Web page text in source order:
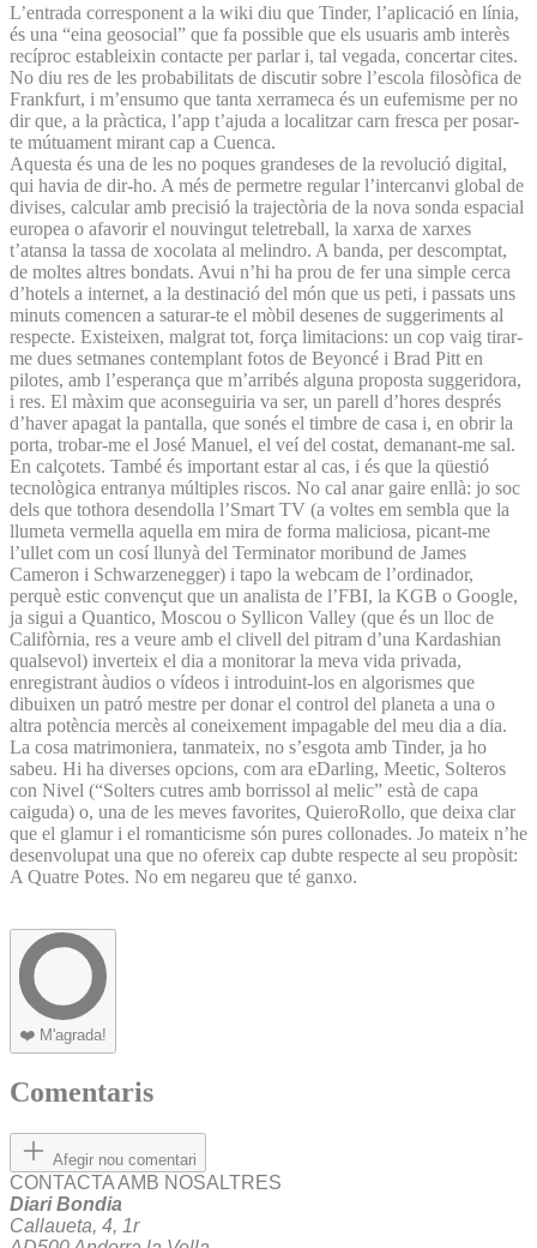
L’entrada corresponent a la wiki diu que Tinder, l’aplicació en línia,
és una “eina geosocial” que fa possible que els usuaris amb interès
recíproc estableixin contacte per parlar i, tal vegada, concertar cites.
No diu res de les probabilitats de discutir sobre l’escola filosòfica de
Frankfurt, i m’ensumo que tanta xerrameca és un eufemisme per no
dir que, a la pràctica, l’app t’ajuda a localitzar carn fresca per posar-
te mútuament mirant cap a Cuenca.
Aquesta és una de les no poques grandeses de la revolució digital,
qui havia de dir-ho. A més de permetre regular l’intercanvi global de
divises, calcular amb precisió la trajectòria de la nova sonda espacial
europea o afavorir el nouvingut teletreball, la xarxa de xarxes
t’atansa la tassa de xocolata al melindro. A banda, per descomptat,
de moltes altres bondats. Avui n’hi ha prou de fer una simple cerca
d’hotels a internet, a la destinació del món que us peti, i passats uns
minuts comencen a saturar-te el mòbil desenes de suggeriments al
respecte. Existeixen, malgrat tot, força limitacions: un cop vaig tirar-
me dues setmanes contemplant fotos de Beyoncé i Brad Pitt en
pilotes, amb l’esperança que m’arribés alguna proposta suggeridora,
i res. El màxim que aconseguiria va ser, un parell d’hores després
d’haver apagat la pantalla, que sonés el timbre de casa i, en obrir la
porta, trobar-me el José Manuel, el veí del costat, demanant-me sal.
En calçotets. També és important estar al cas, i és que la qüestió
tecnològica entranya múltiples riscos. No cal anar gaire enllà: jo soc
dels que tothora desendolla l’Smart TV (a voltes em sembla que la
llumeta vermella aquella em mira de forma maliciosa, picant-me
l’ullet com un cosí llunyà del Terminator moribund de James
Cameron i Schwarzenegger) i tapo la webcam de l’ordinador,
perquè estic convençut que un analista de l’FBI, la KGB o Google,
ja sigui a Quantico, Moscou o Syllicon Valley (que és un lloc de
Califòrnia, res a veure amb el clivell del pitram d’una Kardashian
qualsevol) inverteix el dia a monitorar la meva vida privada,
enregistrant àudios o vídeos i introduint-los en algorismes que
dibuixen un patró mestre per donar el control del planeta a una o
altra potència mercès al coneixement impagable del meu dia a dia.
La cosa matrimoniera, tanmateix, no s’esgota amb Tinder, ja ho
sabeu. Hi ha diverses opcions, com ara eDarling, Meetic, Solteros
con Nivel (“Solters cutres amb borrissol al melic” està de capa
caiguda) o, una de les meves favorites, QuieroRollo, que deixa clar
que el glamur i el romanticisme són pures collonades. Jo mateix n’he
desenvolupat una que no ofereix cap dubte respecte al seu propòsit:
A Quatre Potes. No em negareu que té ganxo.
❤️ M'agrada!
Comentaris
Afegir nou comentari
CONTACTA AMB NOSALTRES
Diari Bondia
Callaueta, 4, 1r